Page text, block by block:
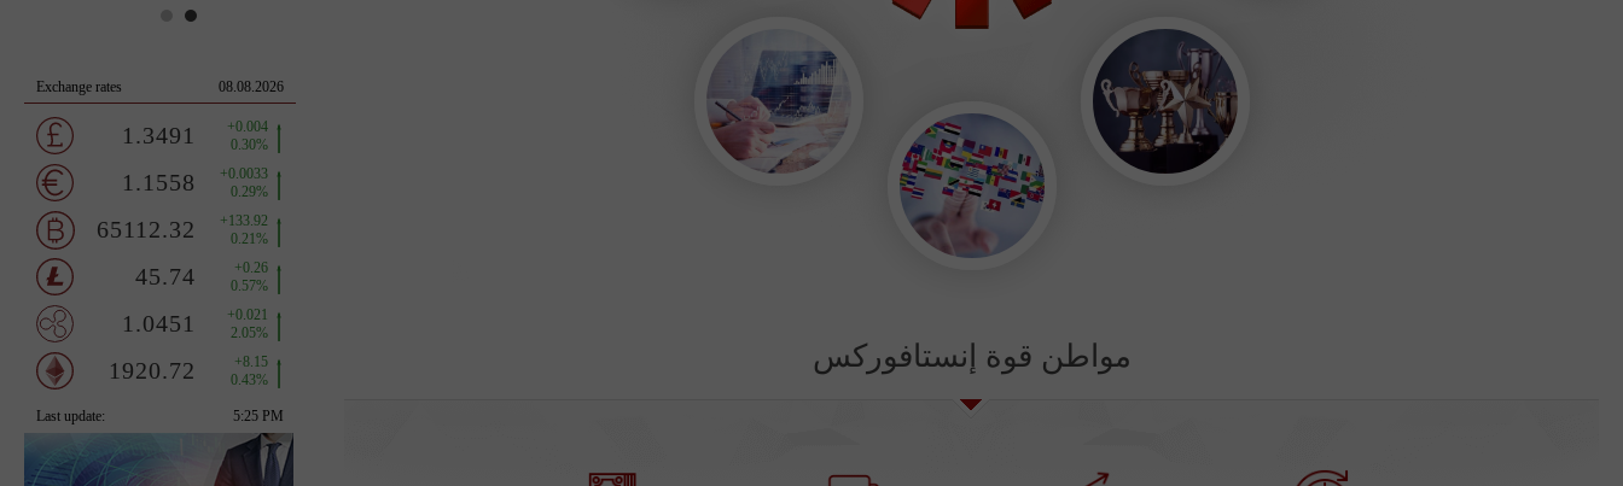
مواطن قوة إنستافوركس